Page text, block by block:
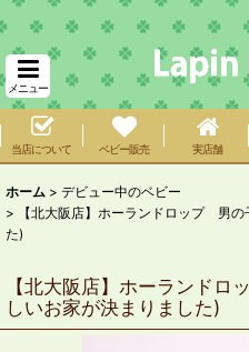
メニュー
当店について ベビー販売 実店舗
ホーム > デビュー中のベビー
>
【北大阪店】ホーランドロップ 男
た)
【北大阪店】ホーランド
しいお家が決まりました)